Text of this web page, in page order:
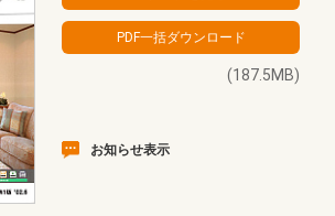
(187.5MB)
お知らせ表示